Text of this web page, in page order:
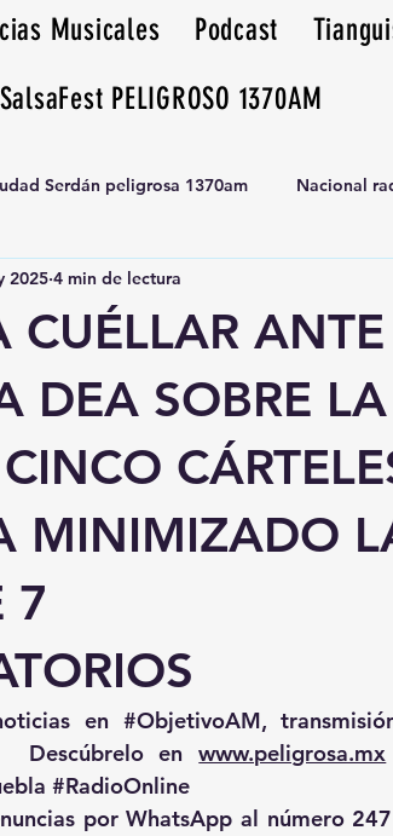
Musicales Podcast
SalsaFest PELIGROSO 1370AM
Serdán peligrosa 1370am Nacional
1370am huamantla
CUÉLLAR ANTE
DEA SOBRE LA
MINIMIZADO
7
2025 4 min de lectura
en #ObjetivoAM
Descúbrelo en www.peligrosa.mx
#RadioOnline
por WhatsApp al número